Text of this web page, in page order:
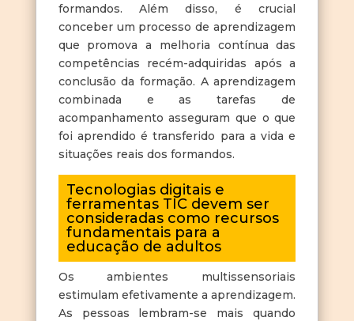
formandos. Além disso, é crucial
conceber um processo de aprendizagem
que promova a melhoria contínua das
competências recém-adquiridas após a
conclusão da formação. A aprendizagem
combinada e as tarefas de
acompanhamento asseguram que o que
foi aprendido é transferido para a vida e
situações reais dos formandos.
Tecnologias digitais e
ferramentas TIC devem ser
consideradas como recursos
fundamentais para a
educação de adultos
Os ambientes multissensoriais
estimulam efetivamente a aprendizagem.
As pessoas lembram-se mais quando